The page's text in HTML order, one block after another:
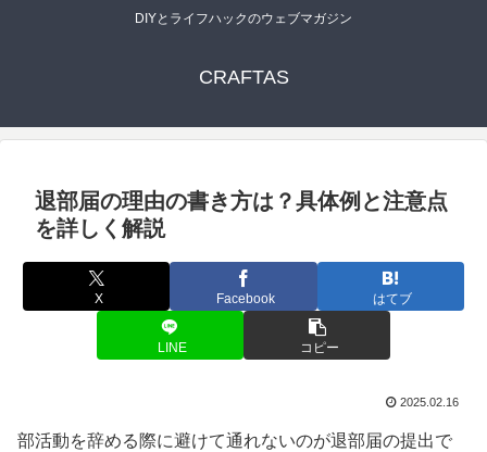
DIYとライフハックのウェブマガジン
CRAFTAS
退部届の理由の書き方は？具体例と注意点
を詳しく解説
X Facebook はてブ
LINE コピー
2025.02.16
部活動を辞める際に避けて通れないのが退部届の提出で